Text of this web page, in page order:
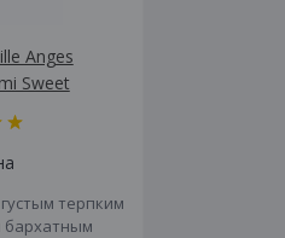
Anges
Sweet
терпким
бархатным